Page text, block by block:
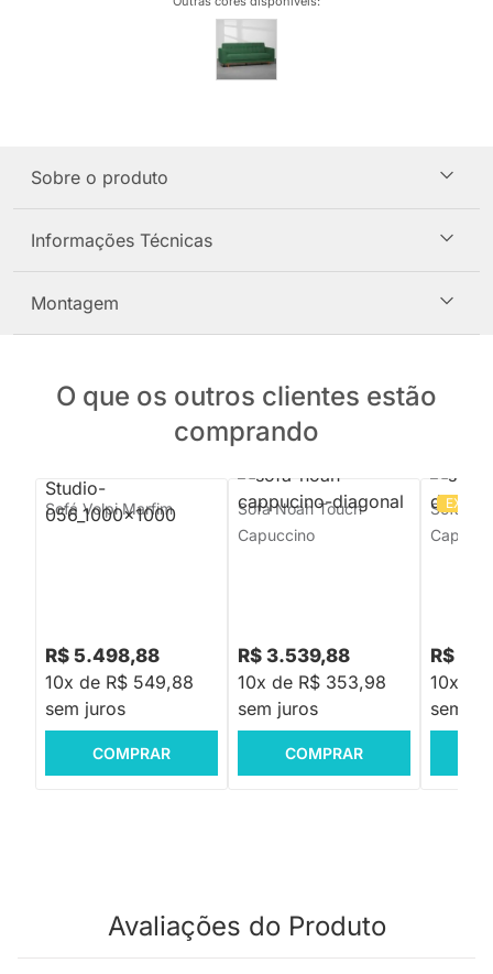
Sobre o produto
Informações Técnicas
Montagem
O que os outros clientes estão
comprando
Sofá Volpi Marfim
R$ 5.498,88
10x de R$ 549,88
sem juros
COMPRAR
Sofá Noah Touch
Capuccino
R$ 3.539,88
10x de R$ 353,98
sem juros
COMPRAR
Sofá
R$
10x de
sem
Avaliações do Produto